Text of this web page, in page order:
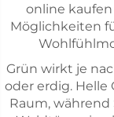
online
Möglichkeiten
Grün wirkt je
oder erdig.
Raum, während